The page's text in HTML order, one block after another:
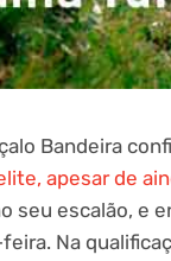
Bandeira
apesar de
seu escalão, e
Na